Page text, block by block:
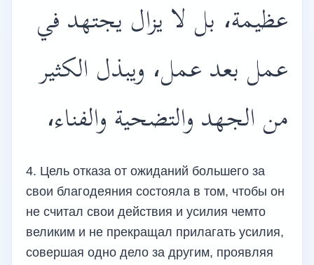
عظيمة، بل لا يزال يجتهد في
عمل بعد عمل، ويبذل الكثير
من الجهد والتضحية والفناء،
4. Цель отказа от ожиданий большего за
свои благодеяния состояла в том, чтобы он
не считал свои действия и усилия чемто
великим и не прекращал прилагать усилия,
совершая одно дело за другим, проявляя